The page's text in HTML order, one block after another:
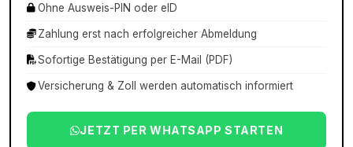
Ohne Ausweis-PIN oder eID
Zahlung erst nach erfolgreicher Abmeldung
Sofortige Bestätigung per E-Mail (PDF)
Versicherung & Zoll werden automatisch informiert
JETZT PER WHATSAPP STARTEN